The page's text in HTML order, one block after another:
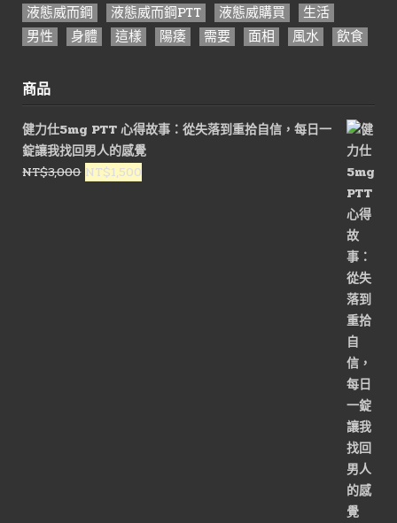
液態威而鋼
液態威而鋼PTT 液態威購買
生活
男性
身體 這樣 陽痿 需要 面相 風水 飲食
商品
健力仕5mg PTT 心得故事：從失落到重拾自信，每日一
錠讓我找回男人的感覺
NT$3,000 原
NT$1,500